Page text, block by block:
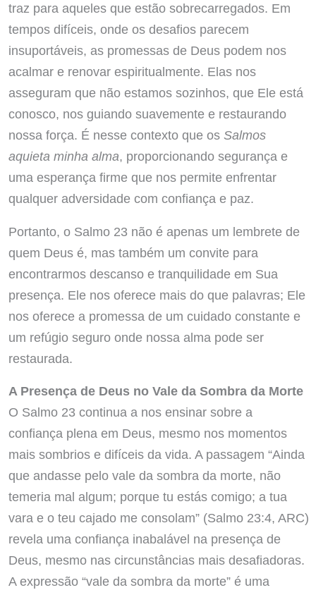
traz para aqueles que estão sobrecarregados. Em
tempos difíceis, onde os desafios parecem
insuportáveis, as promessas de Deus podem nos
acalmar e renovar espiritualmente. Elas nos
asseguram que não estamos sozinhos, que Ele está
conosco, nos guiando suavemente e restaurando
nossa força. É nesse contexto que os Salmos
aquieta minha alma, proporcionando segurança e
uma esperança firme que nos permite enfrentar
qualquer adversidade com confiança e paz.
Portanto, o Salmo 23 não é apenas um lembrete de
quem Deus é, mas também um convite para
encontrarmos descanso e tranquilidade em Sua
presença. Ele nos oferece mais do que palavras; Ele
nos oferece a promessa de um cuidado constante e
um refúgio seguro onde nossa alma pode ser
restaurada.
A Presença de Deus no Vale da Sombra da Morte
O Salmo 23 continua a nos ensinar sobre a
confiança plena em Deus, mesmo nos momentos
mais sombrios e difíceis da vida. A passagem “Ainda
que andasse pelo vale da sombra da morte, não
temeria mal algum; porque tu estás comigo; a tua
vara e o teu cajado me consolam” (Salmo 23:4, ARC)
revela uma confiança inabalável na presença de
Deus, mesmo nas circunstâncias mais desafiadoras.
A expressão “vale da sombra da morte” é uma